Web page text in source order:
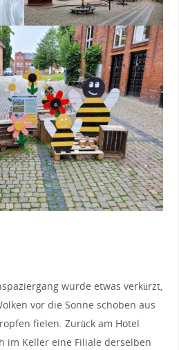
wurde etwas verkürzt,
vor die Sonne schoben aus
fielen. Zurück am Hotel
im Keller eine Filiale derselben